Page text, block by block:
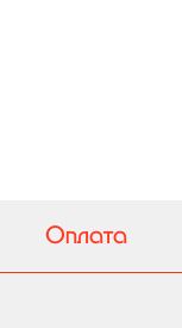
Оплата